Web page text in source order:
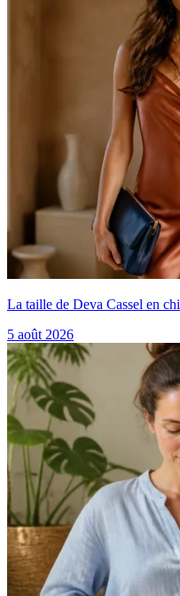
La taille de Deva Cassel en
5 août 2026